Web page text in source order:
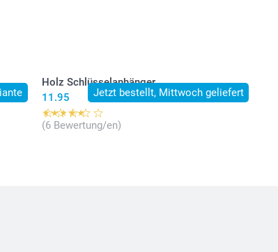
Jetzt bestellt, Mittwoch geliefert
Holz Schlüsselanhänger
11.95
(6 Bewertung/en)